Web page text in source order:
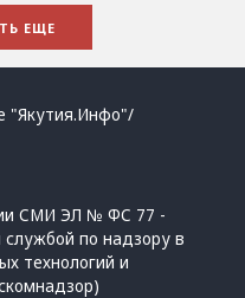
ЕЩЕ
"Якутия.Инфо"/
СМИ ЭЛ № ФС 77 -
по надзору в
технологий и